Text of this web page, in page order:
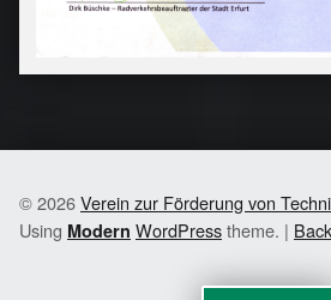
© 2026Verein zur Förderung von
Using Modern WordPresstheme. |